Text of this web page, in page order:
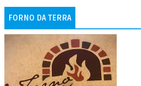
FORNO DA TERRA